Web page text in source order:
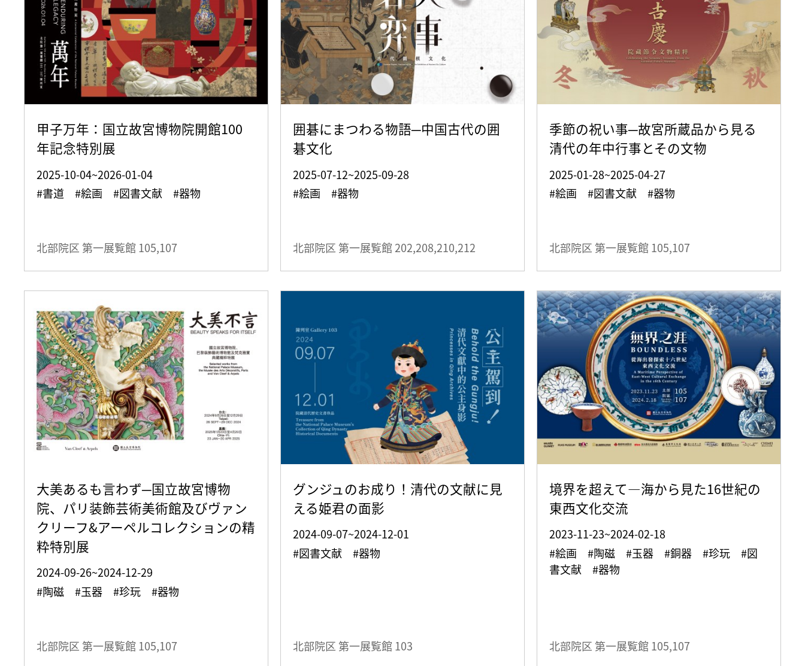
甲子万年：国立故宮博物院開館100
年記念特別展
2025-10-04~2026-01-04
#書道 #絵画 #図書文献 #器物
北部院区 第一展覧館 105,107
囲碁にまつわる物語─中国古代の囲
碁文化
2025-07-12~2025-09-28
#絵画 #器物
北部院区 第一展覧館202,208,210,212
季節の祝い事─故宮所蔵品から見る
清代の年中行事とその文物
2025-01-28~2025-04-27
#絵画 #図書文献 #器物
北部院区 第一展覧館 105,107
大美あるも言わず─国立故宮博物
院、パリ装飾芸術美術館及びヴァン
クリーフ&アーペルコレクションの精
粋特別展
2024-09-26~2024-12-29
#陶磁 #玉器 #珍玩 #器物
北部院区 第一展覧館 105,107
グンジュのお成り！清代の文献に見
える姫君の面影
2024-09-07~2024-12-01
#図書文献 #器物
北部院区 第一展覧館 103
境界を超えて—海から見た16世紀の
東西文化交流
2023-11-23~2024-02-18
#絵画 #陶磁 #玉器 #銅器 #珍玩 #図
書文献 #器物
北部院区 第一展覧館 105,107